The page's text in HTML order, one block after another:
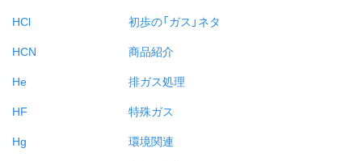
HCl
HCN
He
HF
Hg
初歩の「ガス」ネタ
商品紹介
排ガス処理
特殊ガス
環境関連